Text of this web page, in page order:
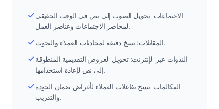
الاجتماعات: تحويل الصوت إلى نص في الوقت الحقيقي
لمحاضر الاجتماعات وعناصر العمل.
المقابلات: نسخ دقيقة لمحادثات العملاء والبحوث.
الندوات عبر الإنترنت: تحويل العروض التقديمية المنطوقة
إلى نص لإعادة استخدامها.
المكالمات: نسخ تفاعلات العملاء لأغراض ضمان الجودة
والتدريب.